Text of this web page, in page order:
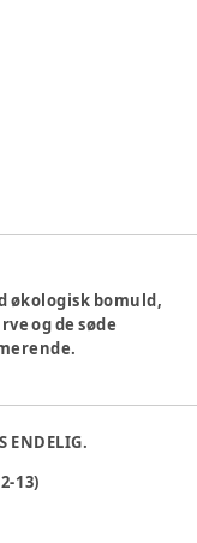
økologisk bomuld,
og de søde
ENDELIG.
13)